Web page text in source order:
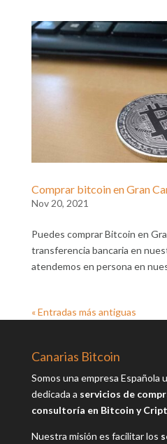
Comprar bitcoin en Gran
Nov 20, 2021
Puedes comprar Bitcoin en
transferencia bancaria en
atendemos en persona en
« Entradas más antiguas
Canarias Bitcoin
Somos una empresa Española
dedicada a servicios de
consultoría en Bitcoin y
Nuestra misión es facilitar los